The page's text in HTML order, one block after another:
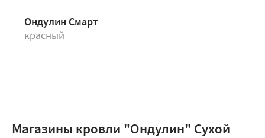
Ондулин Смарт
красный
Магазины кровли "Ондулин" Сухой